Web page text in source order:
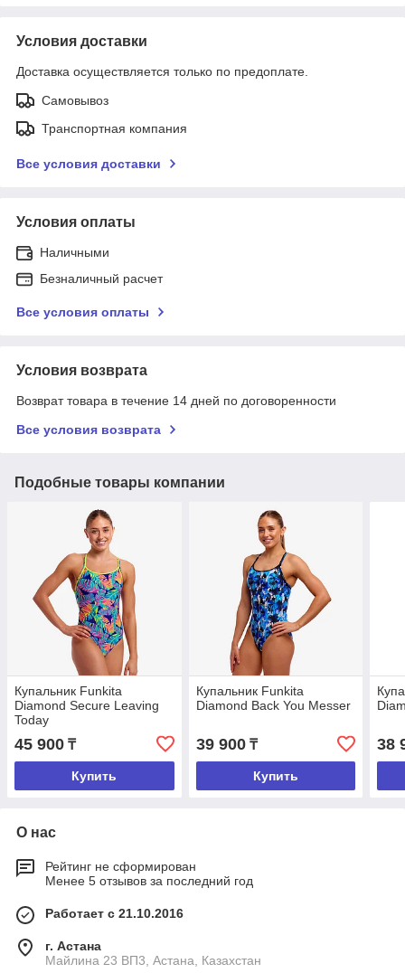
Условия доставки
Доставка осуществляется только по предоплате.
Самовывоз
Транспортная компания
Все условия доставки
Условия оплаты
Наличными
Безналичный расчет
Все условия оплаты
Условия возврата
Возврат товара в течение 14 дней по договоренности
Все условия возврата
Подобные товары компании
Купальник Funkitа
Diamond Secure Leaving
Today
45 900 ₸
Купить
Купальник Funkitа
Diamond Back You Messer
39 900₸
Купить
38
О нас
Рейтинг не сформирован
Менее 5 отзывов за последний год
Работает с 21.10.2016
г. Астана
Майлина 23 ВП3, Астана, Казахстан